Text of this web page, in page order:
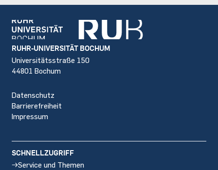
Footer
RUHR-UNIVERSITÄT BOCHUM
Universitätsstraße 150
44801 Bochum
Datenschutz
Barrierefreiheit
Impressum
SCHNELLZUGRIFF
Service und Themen